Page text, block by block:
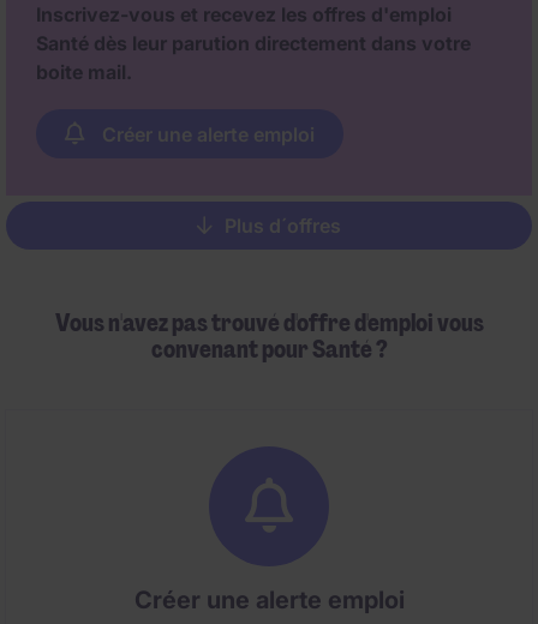
Inscrivez-vous et recevez les offres d'emploi
Santé dès leur parution directement dans votre
boite mail.
Créer une alerte emploi
Pagination
Plus d´offres
Vous n'avez pas trouvé d'offre d'emploi vous
convenant pour Santé ?
Créer une alerte emploi